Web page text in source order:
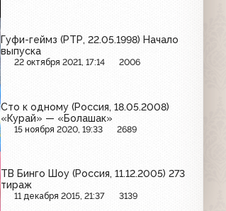
Гуфи-геймз (РТР, 22.05.1998) Начало
выпуска
22 октября 2021, 17:14 2006
Сто к одному (Россия, 18.05.2008)
«Курай» — «Болашак»
15 ноября 2020, 19:33 2689
ТВ Бинго Шоу (Россия, 11.12.2005) 273
тираж
11 декабря 2015, 21:37 3139